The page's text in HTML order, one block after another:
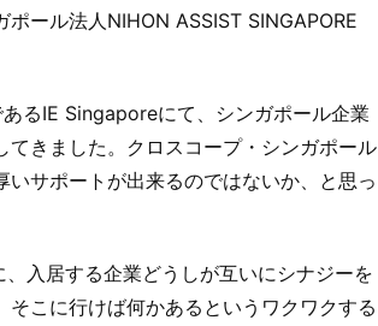
ール法人NIHON ASSIST SINGAPORE
るIE Singaporeにて、シンガポール企業
きました。クロスコープ・シンガポール
サポートが出来るのではないか、と思っ
入居する企業どうしが互いにシナジーを
こに行けば何かあるというワクワクする